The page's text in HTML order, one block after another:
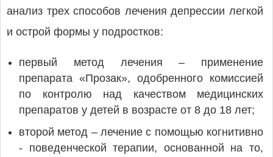
анализ трех способов лечения депрессии легкой
и острой формы у подростков:
первый метод лечения – применение
препарата «Прозак», одобренного комиссией
по контролю над качеством медицинских
препаратов у детей в возрасте от 8 до 18 лет;
второй метод – лечение с помощью когнитивно
- поведенческой терапии, основанной на то,